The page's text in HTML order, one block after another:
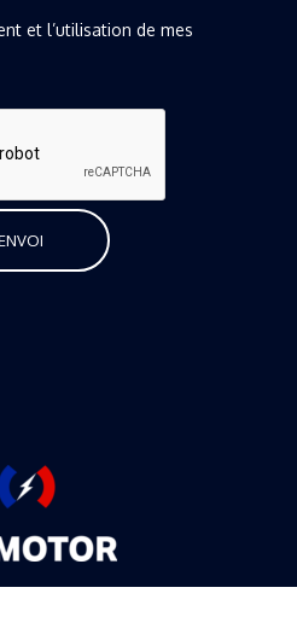
et l’utilisation de mes